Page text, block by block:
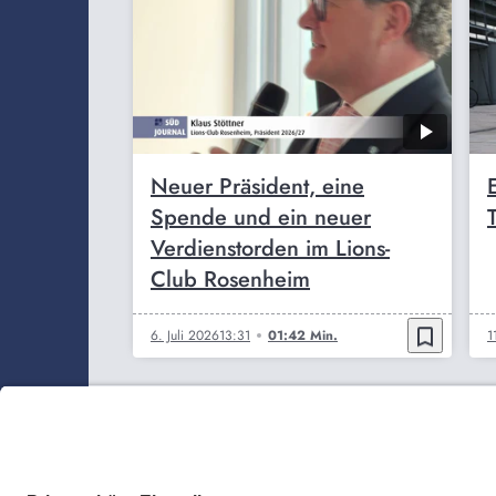
Neuer Präsident, eine
Spende und ein neuer
Verdienstorden im Lions-
Club Rosenheim
6. Juli 202613:31 01:42 Min. bookmark_border